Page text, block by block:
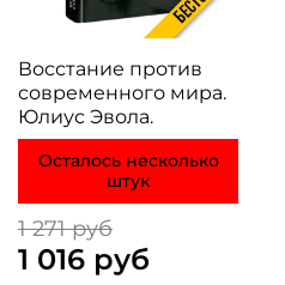
Восстание против
современного мира.
Юлиус Эвола.
Осталось несколько
штук
1 271 руб
1 016 руб